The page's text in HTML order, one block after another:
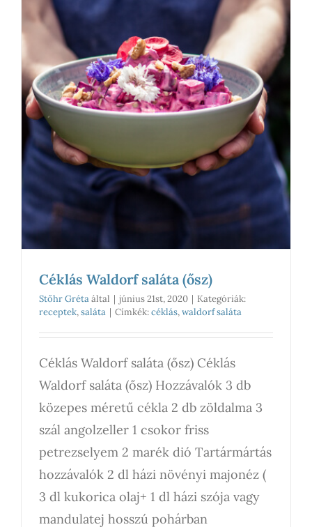
Céklás Waldorf saláta (ősz)
Stőhr Grétaáltal | június 21st, 2020 | Kategóriák:
receptek,saláta | Címkék:céklás,waldorf saláta
Céklás Waldorf saláta (ősz) Céklás
Waldorf saláta (ősz) Hozzávalók 3 db
közepes méretű cékla 2 db zöldalma 3
szál angolzeller 1 csokor friss
petrezselyem 2 marék dió Tartármártás
hozzávalók 2 dl házi növényi majonéz (
3 dl kukorica olaj+ 1 dl házi szója vagy
mandulatej hosszú pohárban